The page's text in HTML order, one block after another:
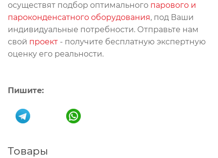
осуществят подбор оптимального парового и
пароконденсатного оборудования, под Ваши
индивидуальные потребности. Отправьте нам
свой проект - получите бесплатную экспертную
оценку его реальности.
Пишите:
Товары